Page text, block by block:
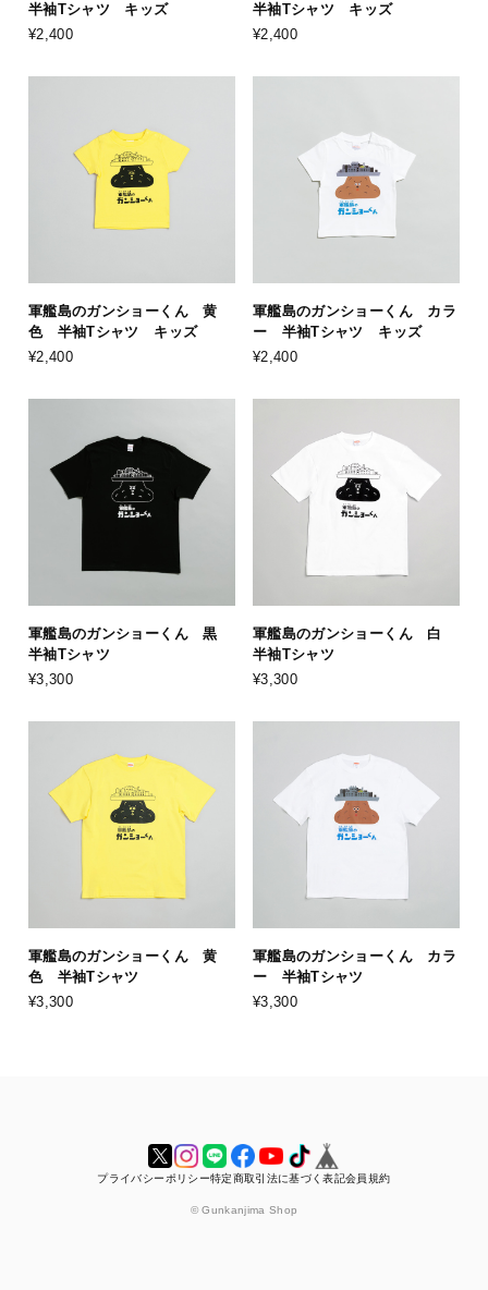
半袖Tシャツ キッズ
¥2,400
半袖Tシャツ キッズ
¥2,400
軍艦島のガンショーくん 黄
色 半袖Tシャツ キッズ
¥2,400
軍艦島のガンショーくん カラ
ー 半袖Tシャツ キッズ
¥2,400
軍艦島のガンショーくん 黒
半袖Tシャツ
¥3,300
軍艦島のガンショーくん 白
半袖Tシャツ
¥3,300
軍艦島のガンショーくん 黄
色 半袖Tシャツ
¥3,300
軍艦島のガンショーくん カラ
ー 半袖Tシャツ
¥3,300
プライバシーポリシー特定商取引法に基づく表記会員規約
© Gunkanjima Shop